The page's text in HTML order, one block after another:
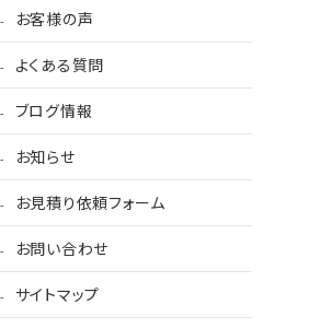
お客様の声
よくある質問
ブログ情報
お知らせ
お見積り依頼フォーム
お問い合わせ
サイトマップ